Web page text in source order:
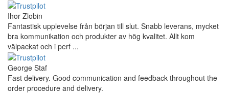
Ihor Zlobin
Fantastisk upplevelse från början till slut. Snabb leverans, mycket
bra kommunikation och produkter av hög kvalitet. Allt kom
välpackat och i perf ...
George Staf
Fast delivery. Good communication and feedback throughout the
order procedure and delivery.